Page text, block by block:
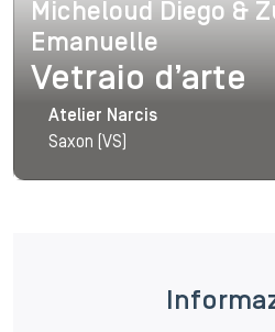
Micheloud
Micheloud Diego &
Emanuelle
Vetraio d’arte
Atelier Narcis
Saxon (VS)